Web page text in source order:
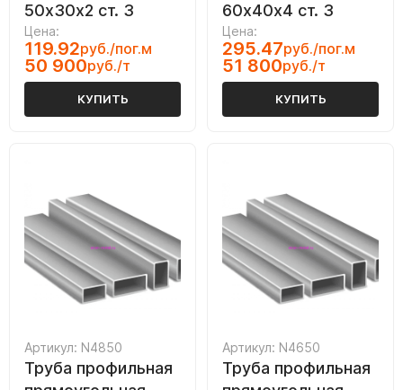
50х30х2 ст. 3
Цена:
119.92руб./пог.м
50 900руб./т
КУПИТЬ
60х40х4 ст. 3
Цена:
295.47руб./пог.м
51 800руб./т
КУПИТЬ
Артикул: N4850
Труба профильная
Артикул: N4650
Труба профильная